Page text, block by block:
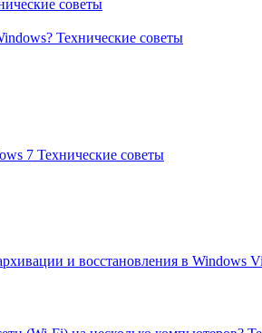
советы
Технические советы
7 Технические советы
и восстановления в Windows